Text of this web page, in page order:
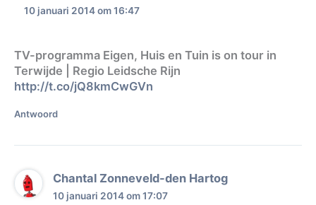
10 januari 2014 om 16:47
TV-programma Eigen, Huis en Tuin is on tour in
Terwijde | Regio Leidsche Rijn
http://t.co/jQ8kmCwGVn
Antwoord
Chantal Zonneveld-den Hartog
10 januari 2014 om 17:07